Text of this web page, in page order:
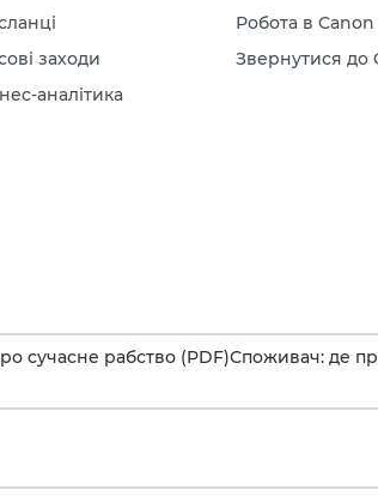
заходи
аналітика
Робота в Canon
Звернутися до
сучасне рабство (PDF)Споживач: де